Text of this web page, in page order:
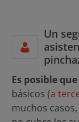
Un
Es posible
básicos (a
muchos